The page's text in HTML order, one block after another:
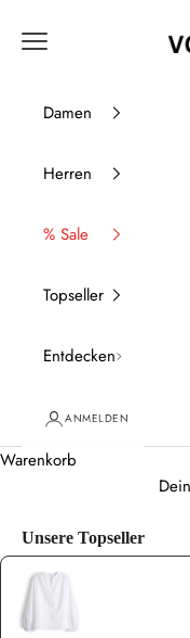
Menü
Damen
Herren
% Sale
Topseller
Entdecken
ANMELDEN
Warenkorb
Unsere Topseller
Use the Previous and Next